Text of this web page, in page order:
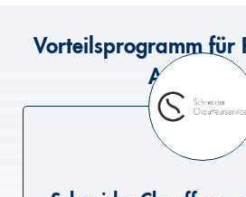
Vorteilsprogramm für